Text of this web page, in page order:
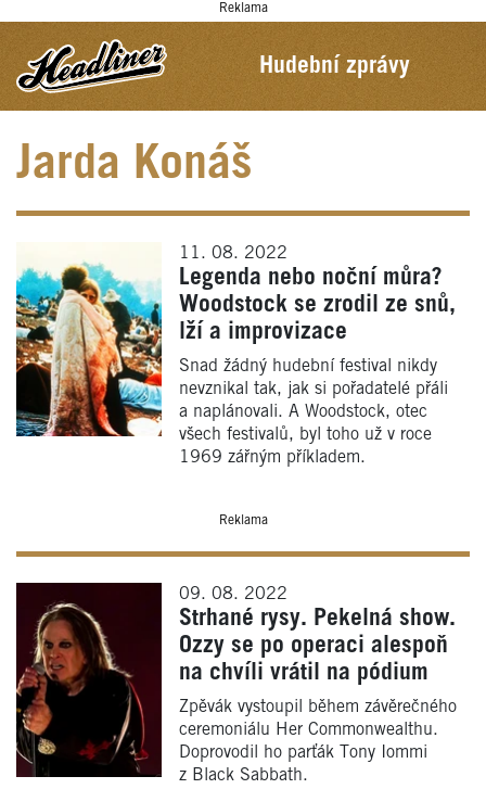
Reklama
Hudební zprávy
Jarda Konáš
11. 08. 2022
Legenda nebo noční můra?
Woodstock se zrodil ze snů,
lží a improvizace
Snad žádný hudební festival nikdy
nevznikal tak, jak si pořadatelé přáli
a naplánovali. A Woodstock, otec
všech festivalů, byl toho už v roce
1969 zářným příkladem.
Reklama
09. 08. 2022
Strhané rysy. Pekelná show.
Ozzy se po operaci alespoň
na chvíli vrátil na pódium
Zpěvák vystoupil během závěrečného
ceremoniálu Her Commonwealthu.
Doprovodil ho parťák Tony Iommi
z Black Sabbath.